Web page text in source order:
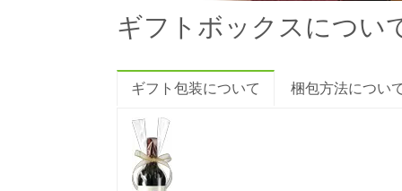
ギフトボックスについ
ギフト包装について 梱包方法につい